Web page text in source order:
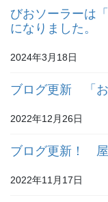
びおソーラーは
になりました。
2024年3月18日
ブログ更新 「お
2022年12月26日
ブログ更新！ 屋
2022年11月17日